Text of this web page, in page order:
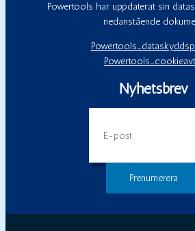
Powertools har uppdaterat sin
nedanstående
Nyhetsbrev